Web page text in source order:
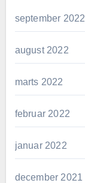
september 2022
august 2022
marts 2022
februar 2022
januar 2022
december 2021